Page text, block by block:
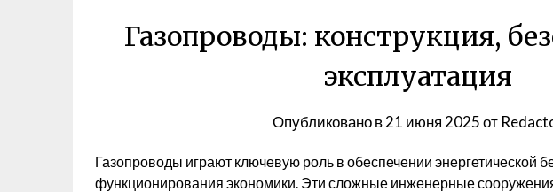
Газопроводы: конструкция,
эксплуатация
Опубликовано в21 июня 2025от
Газопроводы играют ключевую роль в обеспечении энергетической
функционирования экономики. Эти сложные инженерные